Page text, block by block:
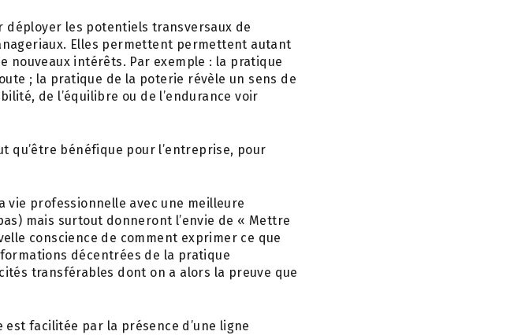
les potentiels transversaux de
Elles permettent permettent autant
nouveaux intérêts. Par exemple : la pratique
; la pratique de la poterie révèle un sens de
de l’équilibre ou de l’endurance voir
qu’être bénéfique pour l’entreprise, pour
professionnelle avec une meilleure
mais surtout donneront l’envie de « Mettre
conscience de comment exprimer ce que
décentrées de la pratique
transférables dont on a alors la preuve que
facilitée par la présence d’une ligne